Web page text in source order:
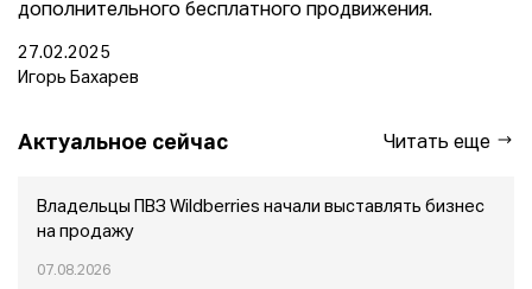
дополнительного бесплатного продвижения.
27.02.2025
Игорь Бахарев
Актуальное сейчас Читать еще
Владельцы ПВЗ Wildberries начали выставлять бизнес
на продажу
07.08.2026